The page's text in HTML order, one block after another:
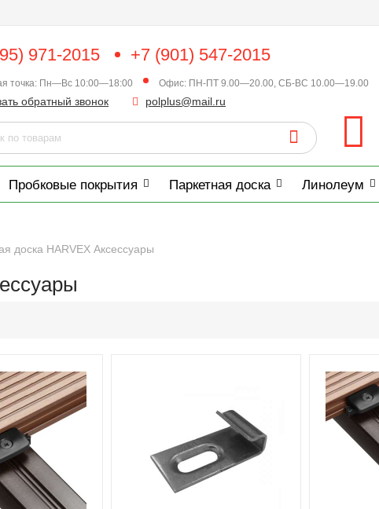
971-2015 +7 (901) 547-2015
точка: Пн—Вс 10:00—18:00 Офис: ПН-ПТ 9.00—20.00, СБ-ВС 10.00—19.00
обратный звонок polplus@mail.ru
Пробковые покрытия Паркетная доска Линолеум
доска HARVEX Аксессуары